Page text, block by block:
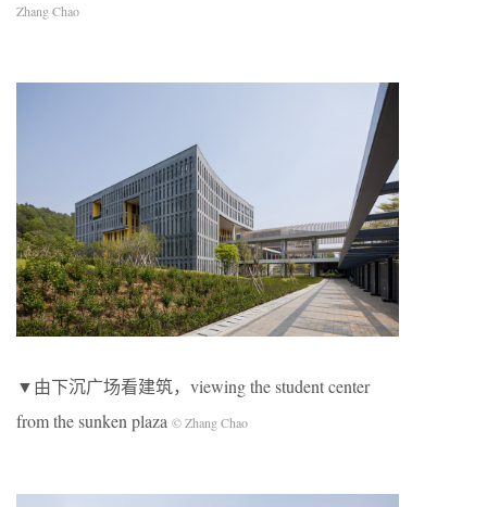
Zhang Chao
▼由下沉广场看建筑，viewing the student center
from the sunken plaza © Zhang Chao